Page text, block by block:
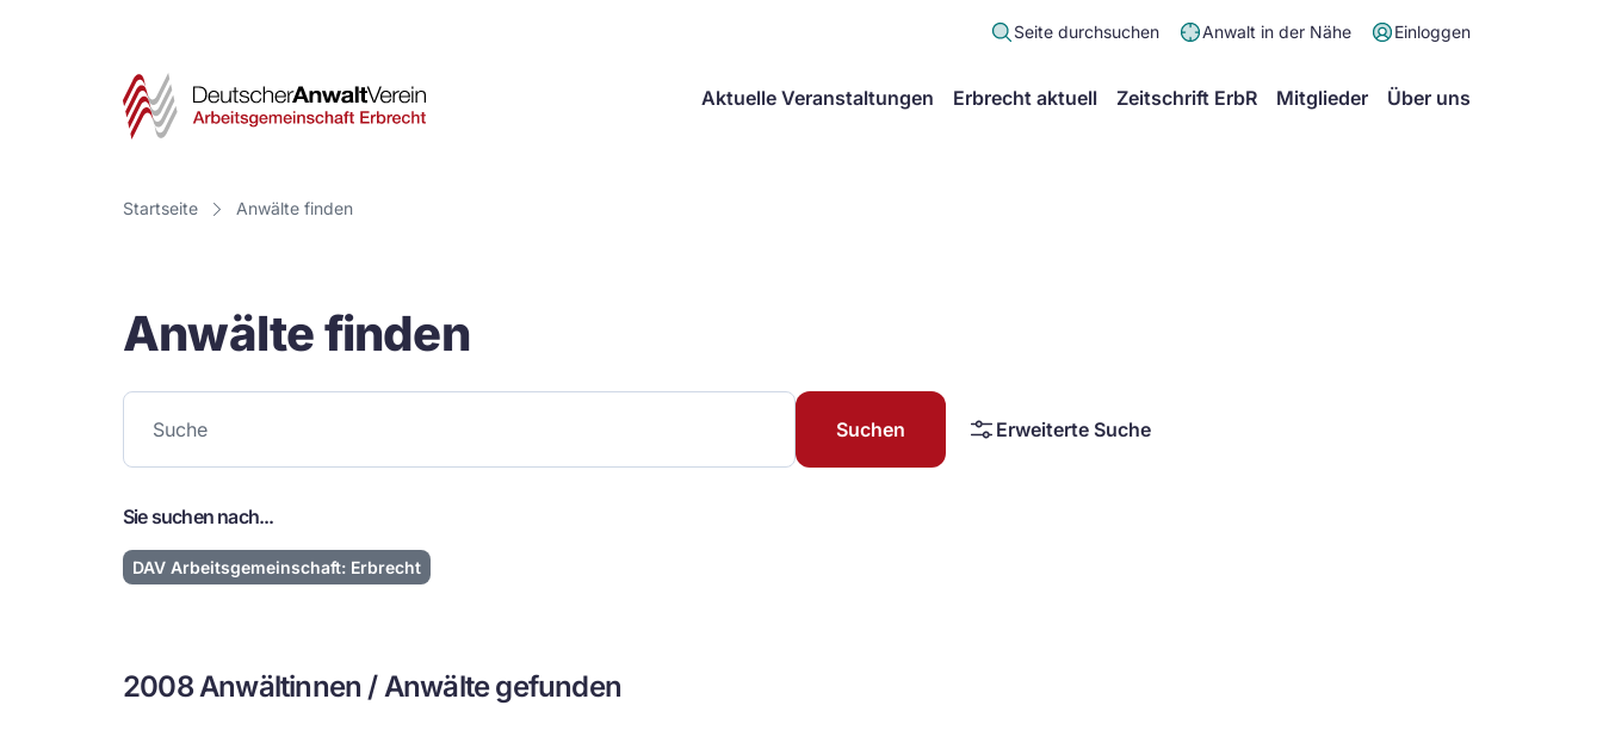
Seite durchsuchen Anwalt in der Nähe Einloggen
Deutscher
Arbeitsgemeinschaft
Erbrecht
Aktuelle Veranstaltungen Erbrecht aktuell Zeitschrift ErbR Mitglieder Über uns
Startseite Anwälte finden
Anwälte finden
Suchen Erweiterte Suche
Sie suchen nach...
DAV Arbeitsgemeinschaft: Erbrecht
2008 Anwältinnen / Anwälte gefunden